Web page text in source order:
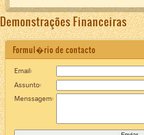
Demonstrações Financeiras
Formul�rio de contacto
Email:
Assunto:
Menssagem: